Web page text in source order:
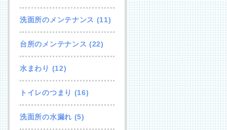
洗面所のメンテナンス (11)
台所のメンテナンス (22)
水まわり (12)
トイレのつまり (16)
洗面所の水漏れ (5)